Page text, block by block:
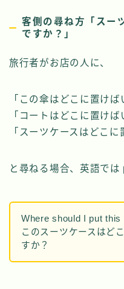
客側の尋ね方「スー
ですか？」
旅行者がお店の人に、
「この傘はどこに置けば
「コートはどこに置けば
「スーツケースはどこに
と尋ねる場合、英語では
Where should I put this
このスーツケースはど
すか？